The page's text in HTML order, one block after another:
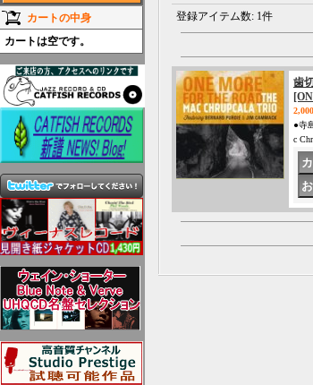
カートの中身
カートは空です。
登録アイテム数: 1件
歯
●寺
c